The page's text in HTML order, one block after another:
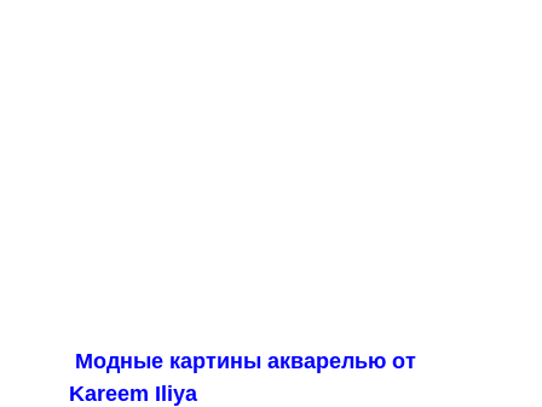
Модные картины акварелью от
Kareem Iliya